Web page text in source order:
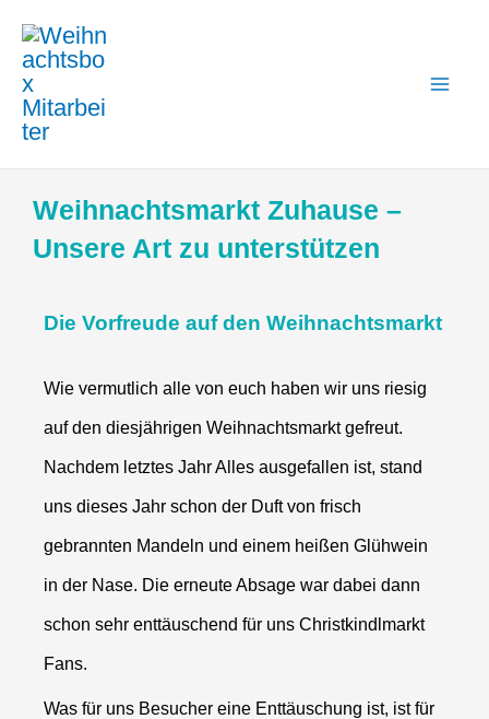
Zum
Inhalt
springen
Weihnachtsmarkt Zuhause –
Unsere Art zu unterstützen
Die Vorfreude auf den Weihnachtsmarkt
Wie vermutlich alle von euch haben wir uns riesig
auf den diesjährigen Weihnachtsmarkt gefreut.
Nachdem letztes Jahr Alles ausgefallen ist, stand
uns dieses Jahr schon der Duft von frisch
gebrannten Mandeln und einem heißen Glühwein
in der Nase. Die erneute Absage war dabei dann
schon sehr enttäuschend für uns Christkindlmarkt
Fans.
Was für uns Besucher eine Enttäuschung ist, ist für